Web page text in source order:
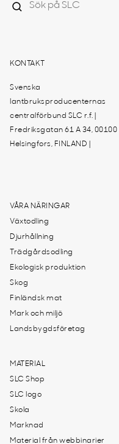
KONTAKT
Svenska
lantbruksproducenternas
centralförbund SLC r.f. |
Fredriksgatan 61 A 34, 00100
Helsingfors, FINLAND |
VÅRA NÄRINGAR
Växtodling
Djurhållning
Trädgårdsodling
Ekologisk produktion
Skog
Finländsk mat
Mark och miljö
Landsbygdsföretag
MATERIAL
SLC Shop
SLC logo
Skola
Marknad
Material från webbinarier